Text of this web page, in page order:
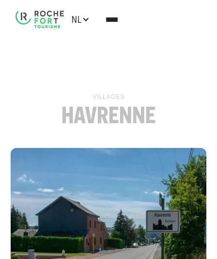
NL
VILLAGES
HAVRENNE